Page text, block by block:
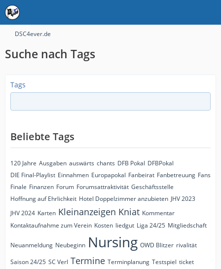
DSC4ever.de
Suche nach Tags
Tags
Beliebte Tags
120 Jahre Ausgaben auswärts chants DFB Pokal DFBPokal
DIE Final-Playlist Einnahmen Europapokal Fanbeirat Fanbetreuung Fans
Finale Finanzen Forum Forumsattraktivität Geschäftsstelle
Hoffnung auf Ehrlichkeit Hotel Doppelzimmer anzubieten JHV 2023
JHV 2024 Karten Kleinanzeigen Kniat Kommentar
Kontaktaufnahme zum Verein Kosten liedgut Liga 24/25 Mitgliedschaft
Neuanmeldung Neubeginn Nursing OWD Blitzer rivalität
Saison 24/25 SC Verl Termine Terminplanung Testspiel ticket